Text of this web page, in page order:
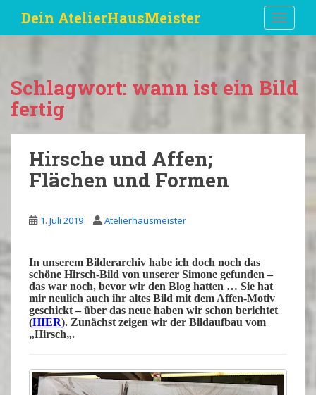
i
Dein AtelierHausMeister
Schlagwort: wann ist ein Bild
fertig
Hirsche und Affen;
Flächen und Formen
1. Juli 2019 Atelierhausmeister
In unserem Bilderarchiv habe ich doch noch das
schöne Hirsch-Bild von unserer Simone gefunden –
das war noch, bevor wir den Blog hatten … Sie hat
mir neulich auch ihr altes Bild mit dem Affen-Motiv
geschickt – über das neue haben wir schon berichtet
(HIER). Zunächst zeigen wir der Bildaufbau vom
„Hirsch„.